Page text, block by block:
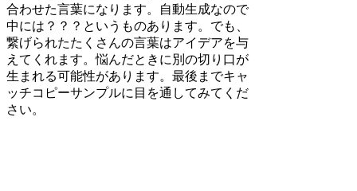
合わせた言葉になります。自動生成なので
中には？？？というものあります。でも、
繋げられたたくさんの言葉はアイデアを与
えてくれます。悩んだときに別の切り口が
生まれる可能性があります。最後までキャ
ッチコピーサンプルに目を通してみてくだ
さい。